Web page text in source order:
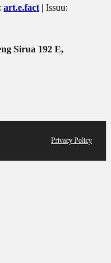
art.e.fact | Issuu:
Sirua 192 E,
Privacy Policy